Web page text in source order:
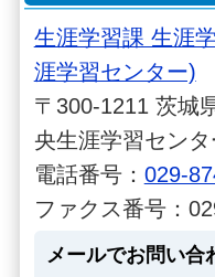
生涯学習課 生涯
涯学習センター)
〒300-1211 茨城
央生涯学習セン
電話番号： 029-
ファクス番号：
メールでお問い合